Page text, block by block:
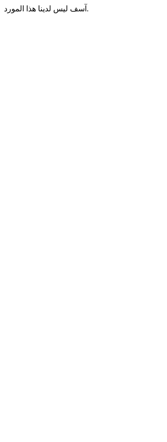
آسف ليس لدينا هذا المورد.